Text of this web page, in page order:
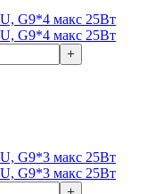
G9*4 макс 25Вт
G9*4 макс 25Вт
+
G9*3 макс 25Вт
G9*3 макс 25Вт